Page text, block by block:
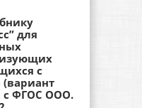
для
с
с ФГОС ООО.